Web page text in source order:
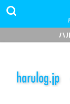
ハ